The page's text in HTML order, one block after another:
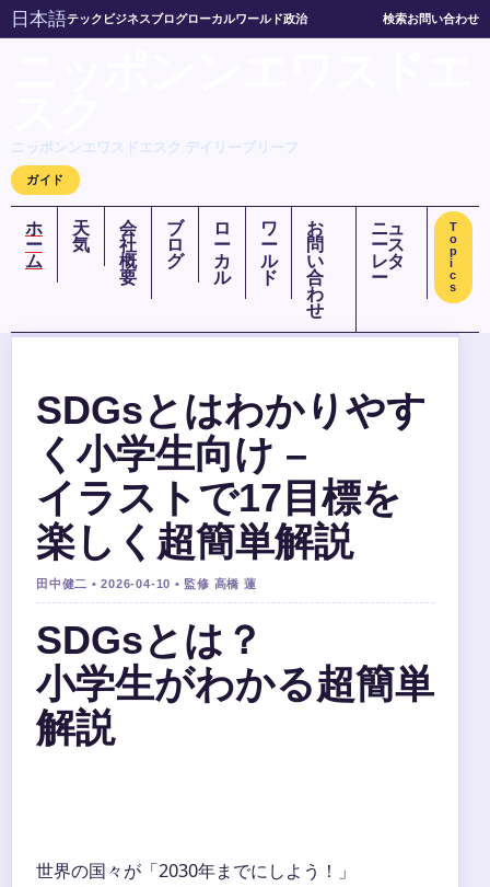
日本語テック ビジネスブログローカルワールド政治 検索お問い合わせ
ニッポンンエワスドエスク デイリーブリーフ
ガイド
ホ
ー
ム
天
気
会
社
概
要
ブ
ロ
グ
ロ
ー
カ
ル
ワ
ー
ル
ド
お
問
い
合
わ
せ
ニュ
ース
レタ
ー
T
o
p
i
c
s
SDGsとはわかりやす
く小学生向け –
イラストで17目標を
楽しく超簡単解説
田中健二 • 2026-04-10 • 監修 高橋 蓮
SDGsとは？
小学生がわかる超簡単
解説
世界の国々が「2030年までにしよう！」